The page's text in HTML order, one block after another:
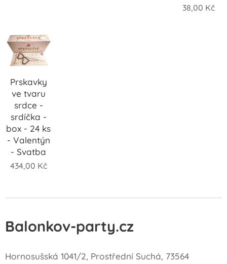
38,00 Kč
Prskavky
ve tvaru
srdce -
srdíčka -
box - 24 ks
- Valentýn
- Svatba
434,00 Kč
Balonkov-party.cz
Hornosušská 1041/2, Prostřední Suchá, 73564